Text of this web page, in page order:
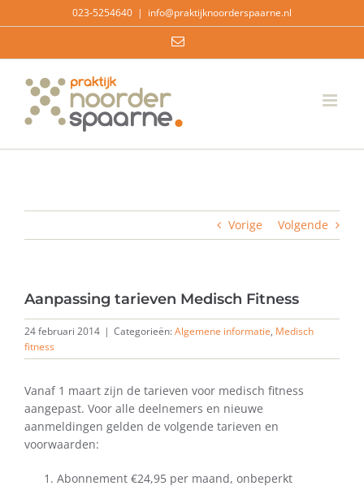
naar
023-5254640 | info@praktijknoorderspaarne.nl
E-
Vorige Volgende
Aanpassing tarieven Medisch Fitness
24 februari 2014 | Categorieën:Algemene informatie, Medisch
fitness
Vanaf 1 maart zijn de tarieven voor medisch fitness
aangepast. Voor alle deelnemers en nieuwe
aanmeldingen gelden de volgende tarieven en
voorwaarden:
Abonnement €24,95 per maand, onbeperkt